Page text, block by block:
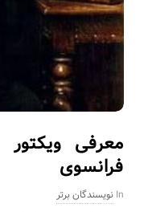
معرفی
فرانسوی
In نویسندگان برتر